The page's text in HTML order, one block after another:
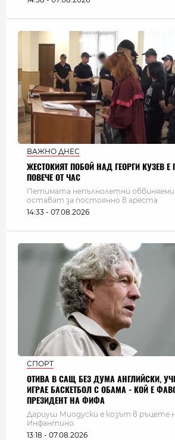
ВАЖНО ДНЕС
ЖЕСТОКИЯТ ПОБОЙ НАД ГЕОРГИ КУЗЕВ
ПОВЕЧЕ ОТ ЧАС
Петимата непълнолетни обвиняеми
остават за постоянно в ареста
14:33 - 07.08.2026
СПОРТ
ОТИВА В САЩ БЕЗ ДУМА АНГЛИЙСКИ,
ИГРАЕ БАСКЕТБОЛ С ОБАМА - КОЙ Е
ПРЕЗИДЕНТ НА ФИФА
Дариуш Миодуски е козът в ръцете
Инфантино
13:18 - 07.08.2026